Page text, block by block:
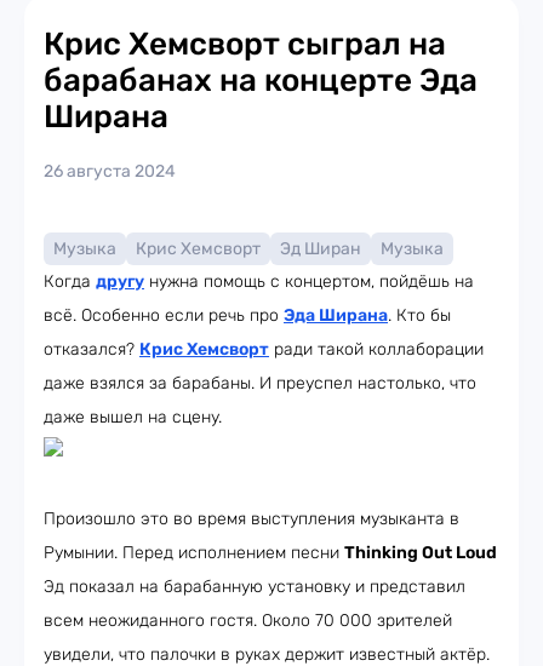
Крис Хемсворт сыграл на
барабанах на концерте Эда
Ширана
26 августа 2024
Музыка Крис Хемсворт Эд Ширан
Музыка
Когда другу нужна помощь с концертом, пойдёшь на
всё. Особенно если речь про Эда Ширана. Кто бы
отказался? Крис Хемсворт ради такой коллаборации
даже взялся за барабаны. И преуспел настолько, что
даже вышел на сцену.
Произошло это во время выступления музыканта в
Румынии. Перед исполнением песни Thinking Out Loud
Эд показал на барабанную установку и представил
всем неожиданного гостя. Около 70 000 зрителей
увидели, что палочки в руках держит известный актёр.